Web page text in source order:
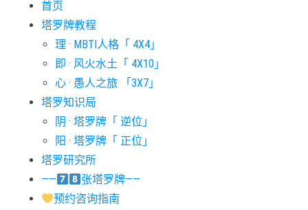
#宝剑七意思
#宝剑五意思 #宝剑侍从意思
#宝剑十意思 #宝剑四意思 #宝剑国王意思
#愚人牌意思 #战车牌意思
#星币七意思 #星币三意思
#星币五意思 #星币侍从意思
#星币骑士意思 #星星牌意思
首页
塔罗牌教程
理 · MBTI人格「 4X4」
即 · 风火水土「 4X10」
心 · 愚人之旅 「3X7」
塔罗知识局
阴 · 塔罗牌「 逆位」
阳 · 塔罗牌「 正位」
塔罗研究所
——
张塔罗牌——
预约咨询指南